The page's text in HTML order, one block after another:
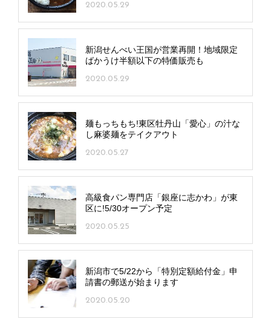
2020.05.29
新潟せんべい王国が営業再開！地域限定
ばかうけ半額以下の特価販売も
2020.05.29
麺もっちもち!東区牡丹山「愛心」の汁な
し麻婆麺をテイクアウト
2020.05.27
高級食パン専門店「銀座に志かわ」が東
区に!5/30オープン予定
2020.05.25
新潟市で5/22から「特別定額給付金」申
請書の郵送が始まります
2020.05.20